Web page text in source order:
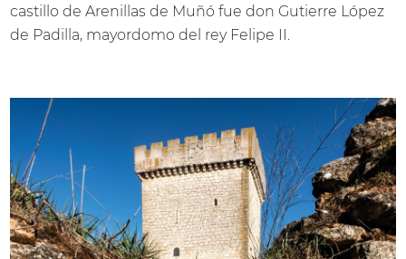
castillo de Arenillas de Muñó fue don Gutierre López
de Padilla, mayordomo del rey Felipe II.